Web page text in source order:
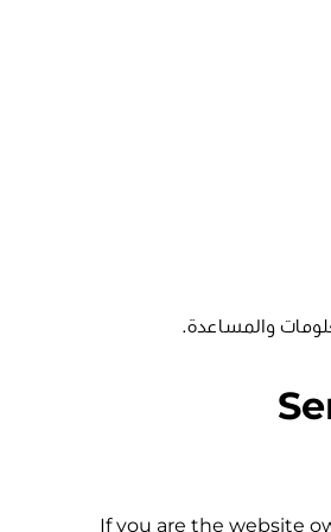
والمساعدة.
If you are the website